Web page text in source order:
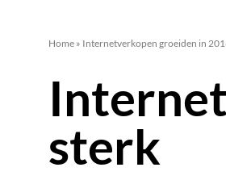
Home » Internetverkopen groeiden in
sterk